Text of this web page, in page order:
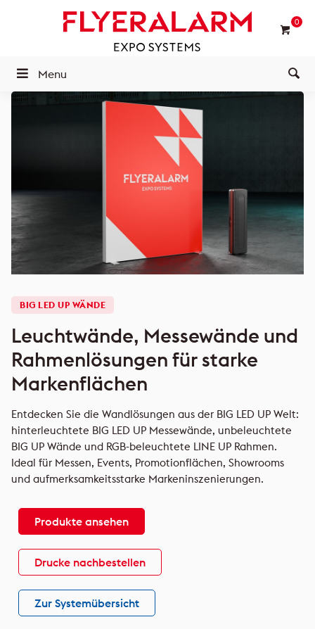
0
Menu
BIG LED UP WÄNDE
Leuchtwände, Messewände und
Rahmenlösungen für starke
Markenflächen
Entdecken Sie die Wandlösungen aus der BIG LED UP Welt:
hinterleuchtete BIG LED UP Messewände, unbeleuchtete
BIG UP Wände und RGB-beleuchtete LINE UP Rahmen.
Ideal für Messen, Events, Promotionflächen, Showrooms
und aufmerksamkeitsstarke Markeninszenierungen.
Produkte ansehen
Drucke nachbestellen
Zur Systemübersicht